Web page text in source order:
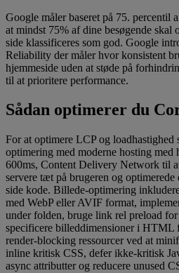
Google måler baseret på 75. percentil
at mindst 75% af dine besøgende
side klassificeres som god. Google
Reliability der måler hvor konsistent
hjemmeside uden at støde på
til at prioritere performance.
Sådan optimerer du
For at optimere LCP og loadhastighed
optimering med moderne hosting med
600ms, Content Delivery Network til
servere tæt på brugeren og optimerede
side kode. Billede-optimering
med WebP eller AVIF format,
under folden, bruge link rel preload
specificere billeddimensioner i HTML
render-blocking ressourcer ved at
inline kritisk CSS, defer ikke-kritisk
async attributter og reducere unused